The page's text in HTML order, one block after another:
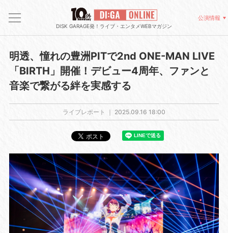
DISK GARAGE発！ライブ・エンタメWEBマガジン
公演情報
明透、憧れの豊洲PITで2nd ONE-MAN LIVE
「BIRTH」開催！デビュー4周年、ファンと
音楽で繋がる絆を実感する
ライブレポート ｜ 2025.09.16 18:00